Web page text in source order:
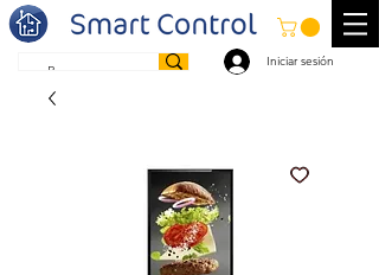
Iniciar sesión